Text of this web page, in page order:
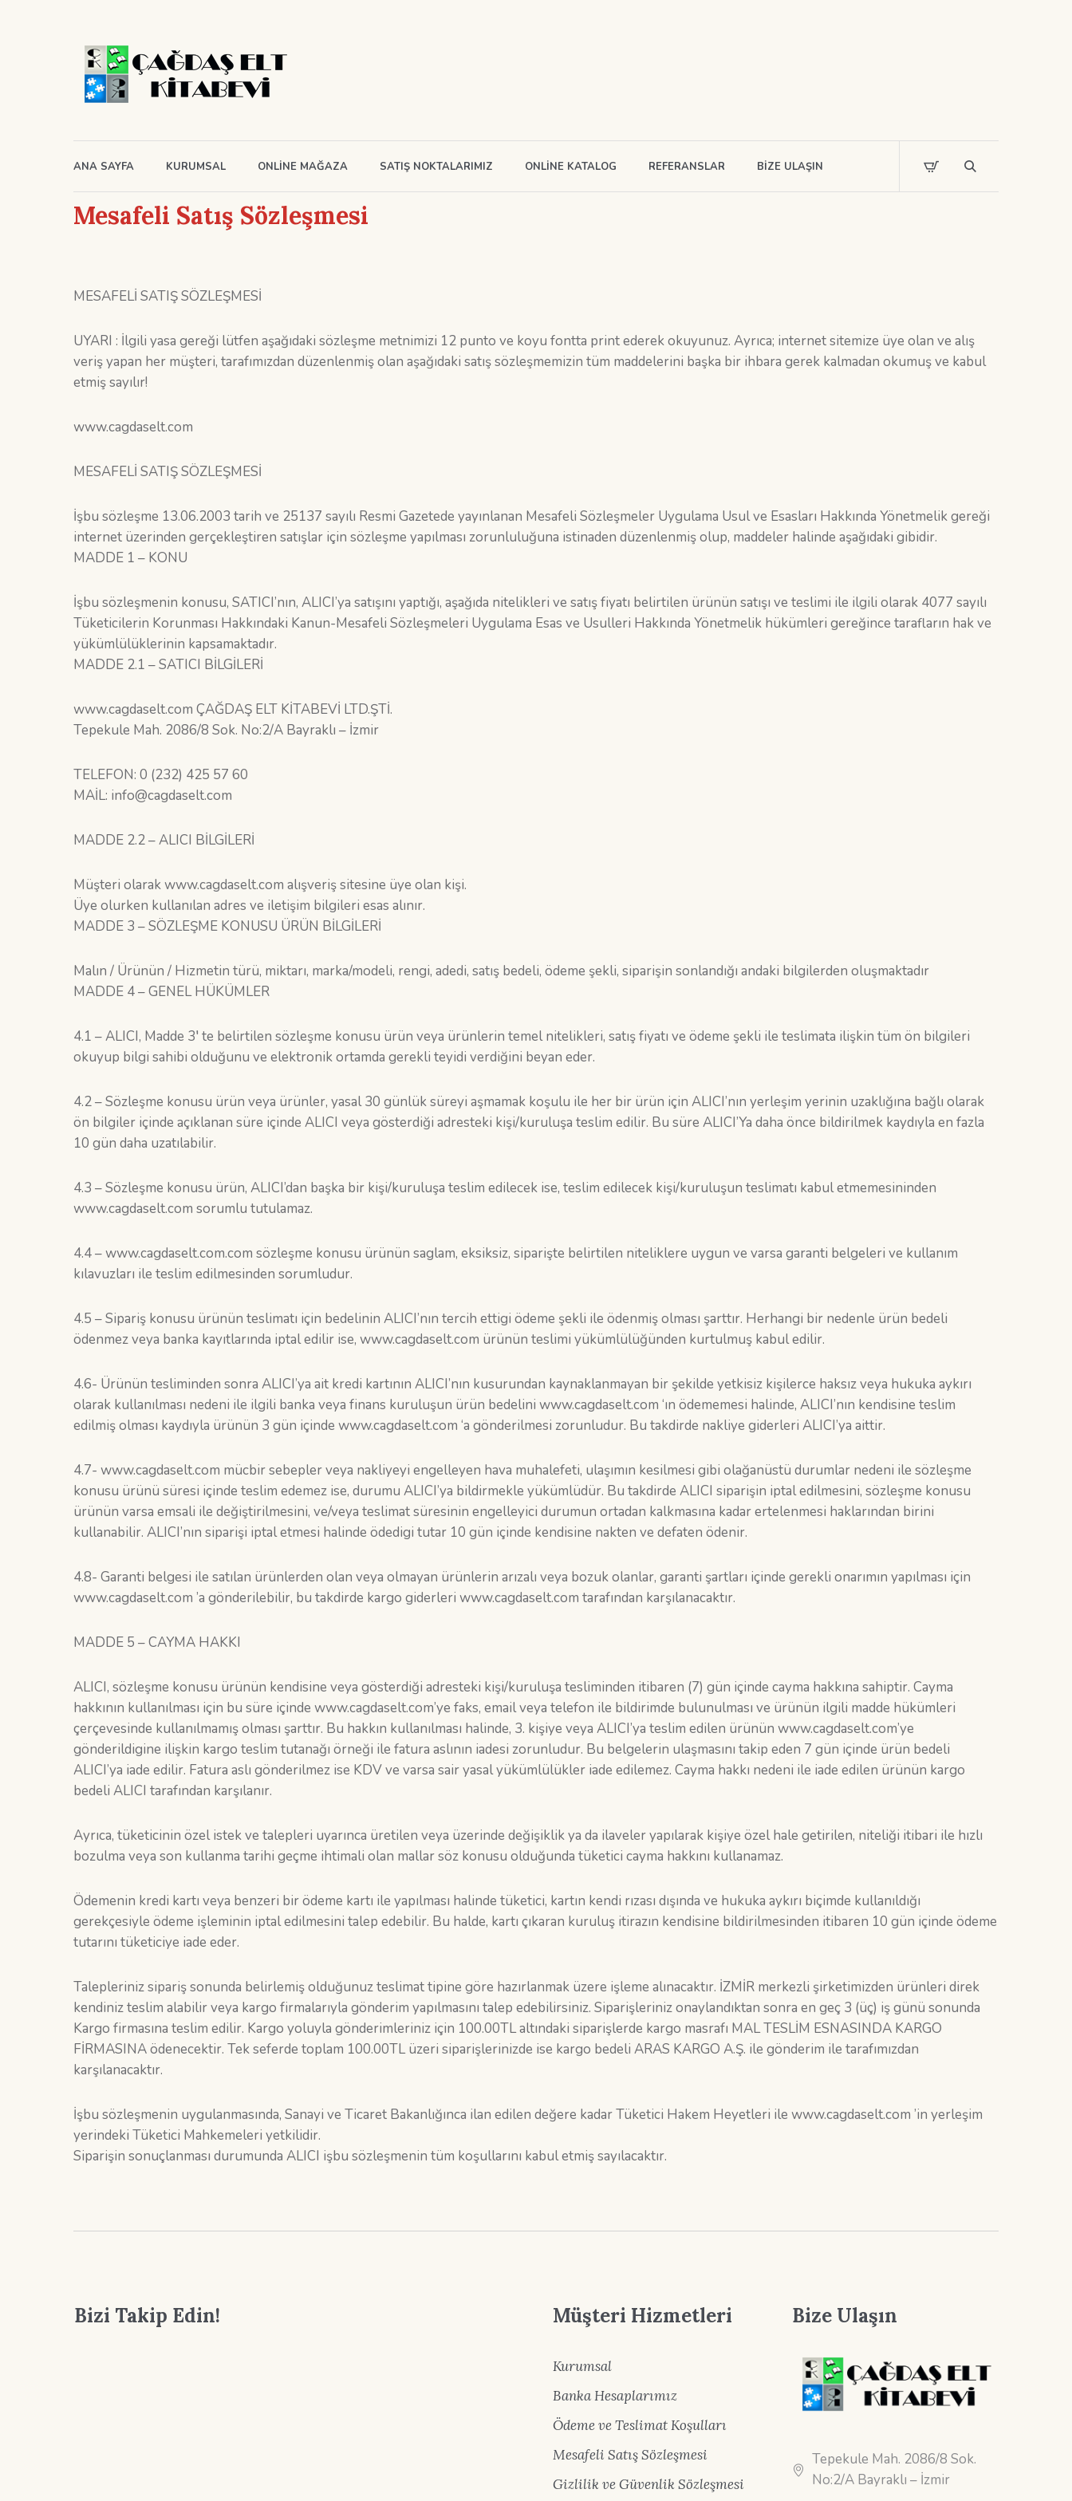
ANA SAYFA KURUMSAL ONLINE MAĞAZA SATIŞ NOKTALARIMIZ ONLINE KATALOG REFERANSLAR BIZE ULAŞIN
Mesafeli Satış Sözleşmesi
MESAFELİ SATIŞ SÖZLEŞMESİ
UYARI : İlgili yasa gereği lütfen aşağıdaki sözleşme metnimizi 12 punto ve koyu fontta print ederek okuyunuz. Ayrıca; internet sitemize üye olan ve alış
veriş yapan her müşteri, tarafımızdan düzenlenmiş olan aşağıdaki satış sözleşmemizin tüm maddelerini başka bir ihbara gerek kalmadan okumuş ve kabul
etmiş sayılır!
www.cagdaselt.com
MESAFELİ SATIŞ SÖZLEŞMESİ
İşbu sözleşme 13.06.2003 tarih ve 25137 sayılı Resmi Gazetede yayınlanan Mesafeli Sözleşmeler Uygulama Usul ve Esasları Hakkında Yönetmelik gereği
internet üzerinden gerçekleştiren satışlar için sözleşme yapılması zorunluluğuna istinaden düzenlenmiş olup, maddeler halinde aşağıdaki gibidir.
MADDE 1 – KONU
İşbu sözleşmenin konusu, SATICI’nın, ALICI’ya satışını yaptığı, aşağıda nitelikleri ve satış fiyatı belirtilen ürünün satışı ve teslimi ile ilgili olarak 4077 sayılı
Tüketicilerin Korunması Hakkındaki Kanun-Mesafeli Sözleşmeleri Uygulama Esas ve Usulleri Hakkında Yönetmelik hükümleri gereğince tarafların hak ve
yükümlülüklerinin kapsamaktadır.
MADDE 2.1 – SATICI BİLGİLERİ
www.cagdaselt.com ÇAĞDAŞ ELT KİTABEVİ LTD.ŞTİ.
Tepekule Mah. 2086/8 Sok. No:2/A Bayraklı – İzmir
TELEFON: 0 (232) 425 57 60
MAİL: info@cagdaselt.com
MADDE 2.2 – ALICI BİLGİLERİ
Müşteri olarak www.cagdaselt.com alışveriş sitesine üye olan kişi.
Üye olurken kullanılan adres ve iletişim bilgileri esas alınır.
MADDE 3 – SÖZLEŞME KONUSU ÜRÜN BİLGİLERİ
Malın / Ürünün / Hizmetin türü, miktarı, marka/modeli, rengi, adedi, satış bedeli, ödeme şekli, siparişin sonlandığı andaki bilgilerden oluşmaktadır
MADDE 4 – GENEL HÜKÜMLER
4.1 – ALICI, Madde 3′ te belirtilen sözleşme konusu ürün veya ürünlerin temel nitelikleri, satış fiyatı ve ödeme şekli ile teslimata ilişkin tüm ön bilgileri
okuyup bilgi sahibi olduğunu ve elektronik ortamda gerekli teyidi verdiğini beyan eder.
4.2 – Sözleşme konusu ürün veya ürünler, yasal 30 günlük süreyi aşmamak koşulu ile her bir ürün için ALICI’nın yerleşim yerinin uzaklığına bağlı olarak
ön bilgiler içinde açıklanan süre içinde ALICI veya gösterdiği adresteki kişi/kuruluşa teslim edilir. Bu süre ALICI’Ya daha önce bildirilmek kaydıyla en fazla
10 gün daha uzatılabilir.
4.3 – Sözleşme konusu ürün, ALICI’dan başka bir kişi/kuruluşa teslim edilecek ise, teslim edilecek kişi/kuruluşun teslimatı kabul etmemesininden
www.cagdaselt.com sorumlu tutulamaz.
4.4 – www.cagdaselt.com.com sözleşme konusu ürünün saglam, eksiksiz, siparişte belirtilen niteliklere uygun ve varsa garanti belgeleri ve kullanım
kılavuzları ile teslim edilmesinden sorumludur.
4.5 – Sipariş konusu ürünün teslimatı için bedelinin ALICI’nın tercih ettigi ödeme şekli ile ödenmiş olması şarttır. Herhangi bir nedenle ürün bedeli
ödenmez veya banka kayıtlarında iptal edilir ise, www.cagdaselt.com ürünün teslimi yükümlülüğünden kurtulmuş kabul edilir.
4.6- Ürünün tesliminden sonra ALICI’ya ait kredi kartının ALICI’nın kusurundan kaynaklanmayan bir şekilde yetkisiz kişilerce haksız veya hukuka aykırı
olarak kullanılması nedeni ile ilgili banka veya finans kuruluşun ürün bedelini www.cagdaselt.com ‘ın ödememesi halinde, ALICI’nın kendisine teslim
edilmiş olması kaydıyla ürünün 3 gün içinde www.cagdaselt.com ‘a gönderilmesi zorunludur. Bu takdirde nakliye giderleri ALICI’ya aittir.
4.7- www.cagdaselt.com mücbir sebepler veya nakliyeyi engelleyen hava muhalefeti, ulaşımın kesilmesi gibi olağanüstü durumlar nedeni ile sözleşme
konusu ürünü süresi içinde teslim edemez ise, durumu ALICI’ya bildirmekle yükümlüdür. Bu takdirde ALICI siparişin iptal edilmesini, sözleşme konusu
ürünün varsa emsali ile değiştirilmesini, ve/veya teslimat süresinin engelleyici durumun ortadan kalkmasına kadar ertelenmesi haklarından birini
kullanabilir. ALICI’nın siparişi iptal etmesi halinde ödedigi tutar 10 gün içinde kendisine nakten ve defaten ödenir.
4.8- Garanti belgesi ile satılan ürünlerden olan veya olmayan ürünlerin arızalı veya bozuk olanlar, garanti şartları içinde gerekli onarımın yapılması için
www.cagdaselt.com ’a gönderilebilir, bu takdirde kargo giderleri www.cagdaselt.com tarafından karşılanacaktır.
MADDE 5 – CAYMA HAKKI
ALICI, sözleşme konusu ürünün kendisine veya gösterdiği adresteki kişi/kuruluşa tesliminden itibaren (7) gün içinde cayma hakkına sahiptir. Cayma
hakkının kullanılması için bu süre içinde www.cagdaselt.com’ye faks, email veya telefon ile bildirimde bulunulması ve ürünün ilgili madde hükümleri
çerçevesinde kullanılmamış olması şarttır. Bu hakkın kullanılması halinde, 3. kişiye veya ALICI’ya teslim edilen ürünün www.cagdaselt.com’ye
gönderildigine ilişkin kargo teslim tutanağı örneği ile fatura aslının iadesi zorunludur. Bu belgelerin ulaşmasını takip eden 7 gün içinde ürün bedeli
ALICI’ya iade edilir. Fatura aslı gönderilmez ise KDV ve varsa sair yasal yükümlülükler iade edilemez. Cayma hakkı nedeni ile iade edilen ürünün kargo
bedeli ALICI tarafından karşılanır.
Ayrıca, tüketicinin özel istek ve talepleri uyarınca üretilen veya üzerinde değişiklik ya da ilaveler yapılarak kişiye özel hale getirilen, niteliği itibari ile hızlı
bozulma veya son kullanma tarihi geçme ihtimali olan mallar söz konusu olduğunda tüketici cayma hakkını kullanamaz.
Ödemenin kredi kartı veya benzeri bir ödeme kartı ile yapılması halinde tüketici, kartın kendi rızası dışında ve hukuka aykırı biçimde kullanıldığı
gerekçesiyle ödeme işleminin iptal edilmesini talep edebilir. Bu halde, kartı çıkaran kuruluş itirazın kendisine bildirilmesinden itibaren 10 gün içinde ödeme
tutarını tüketiciye iade eder.
Talepleriniz sipariş sonunda belirlemiş olduğunuz teslimat tipine göre hazırlanmak üzere işleme alınacaktır. İZMİR merkezli şirketimizden ürünleri direk
kendiniz teslim alabilir veya kargo firmalarıyla gönderim yapılmasını talep edebilirsiniz. Siparişleriniz onaylandıktan sonra en geç 3 (üç) iş günü sonunda
Kargo firmasına teslim edilir. Kargo yoluyla gönderimleriniz için 100.00TL altındaki siparişlerde kargo masrafı MAL TESLİM ESNASINDA KARGO
FİRMASINA ödenecektir. Tek seferde toplam 100.00TL üzeri siparişlerinizde ise kargo bedeli ARAS KARGO A.Ş. ile gönderim ile tarafımızdan
karşılanacaktır.
İşbu sözleşmenin uygulanmasında, Sanayi ve Ticaret Bakanlığınca ilan edilen değere kadar Tüketici Hakem Heyetleri ile www.cagdaselt.com ’in yerleşim
yerindeki Tüketici Mahkemeleri yetkilidir.
Siparişin sonuçlanması durumunda ALICI işbu sözleşmenin tüm koşullarını kabul etmiş sayılacaktır.
Bizi Takip Edin! Müşteri Hizmetleri
Kurumsal
Banka Hesaplarımız
Ödeme ve Teslimat Koşulları
Mesafeli Satış Sözleşmesi
Gizlilik ve Güvenlik Sözleşmesi
Bize Ulaşın
Tepekule Mah. 2086/8 Sok.
No:2/A Bayraklı – İzmir